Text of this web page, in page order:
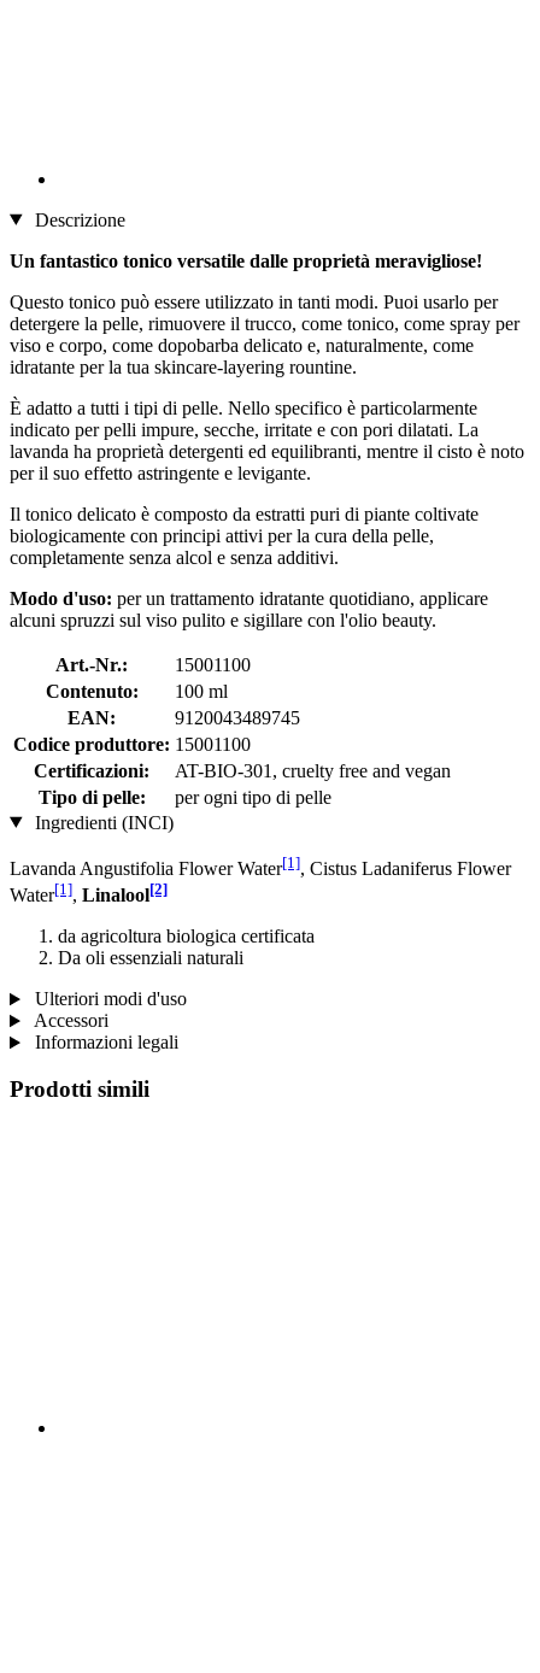
Descrizione
Un fantastico tonico versatile dalle proprietà meravigliose!
Questo tonico può essere utilizzato in tanti modi. Puoi usarlo per
detergere la pelle, rimuovere il trucco, come tonico, come spray per
viso e corpo, come dopobarba delicato e, naturalmente, come
idratante per la tua skincare-layering rountine.
È adatto a tutti i tipi di pelle. Nello specifico è particolarmente
indicato per pelli impure, secche, irritate e con pori dilatati. La
lavanda ha proprietà detergenti ed equilibranti, mentre il cisto è noto
per il suo effetto astringente e levigante.
Il tonico delicato è composto da estratti puri di piante coltivate
biologicamente con principi attivi per la cura della pelle,
completamente senza alcol e senza additivi.
Modo d'uso: per un trattamento idratante quotidiano, applicare
alcuni spruzzi sul viso pulito e sigillare con l'olio beauty.
Art.-Nr.:
15001100
Contenuto:
100 ml
EAN:
9120043489745
Codice produttore: 15001100
Certificazioni:
AT-BIO-301, cruelty free and vegan
Tipo di pelle:
per ogni tipo di pelle
Ingredienti (INCI)
Lavanda Angustifolia Flower Water[1], Cistus Ladaniferus Flower
Water[1], Linalool[2]
da agricoltura biologica certificata
Da oli essenziali naturali
Ulteriori modi d'uso
Accessori
Informazioni legali
Prodotti simili